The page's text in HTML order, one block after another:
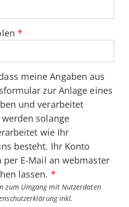
*
meine Angaben aus
zur Anlage eines
und verarbeitet
solange
wie Ihr
besteht. Ihr Konto
per E-Mail an webmaster
lassen. *
zum Umgang mit Nutzerdaten
inkl.